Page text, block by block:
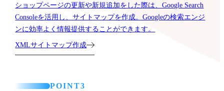
ショップページの更新や新規追加をした際は、Google Search
Consoleを活用し、サイトマップを作成。Googleの検索エンジ
ンに効率よく情報提供することができます。
XMLサイトマップ作成
POINT3